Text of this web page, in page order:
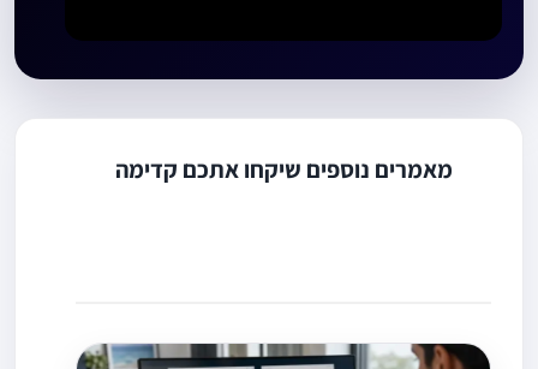
מאמרים נוספים שיקחו אתכם קדימה